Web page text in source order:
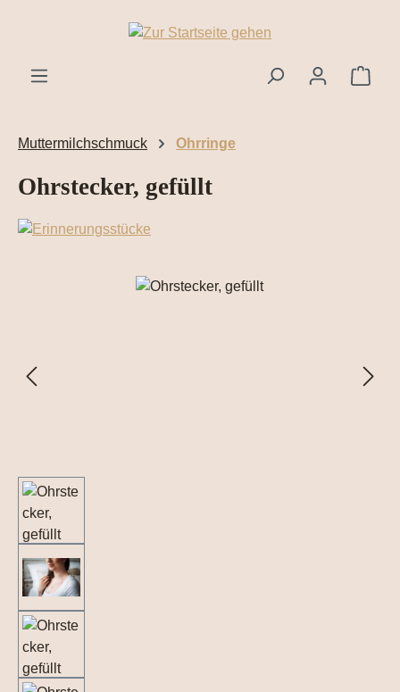
Zum Hauptinhalt springen
Muttermilchschmuck Ohrringe
Ohrstecker, gefüllt
Bildergalerie überspringen